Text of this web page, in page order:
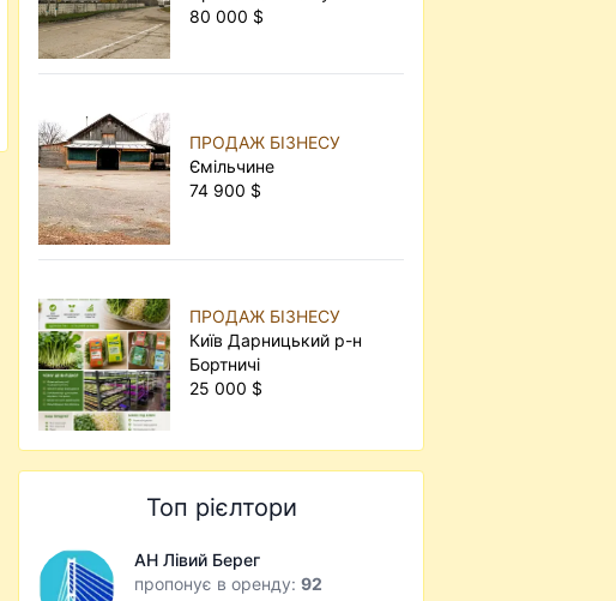
80 000 $
ПРОДАЖ БІЗНЕСУ
Ємільчине
74 900 $
ПРОДАЖ БІЗНЕСУ
Київ Дарницький р-н
Бортничі
25 000 $
Топ рієлтори
АН Лівий Берег
пропонує в оренду:92